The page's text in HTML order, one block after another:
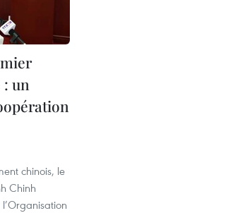
un
chinois, le
Chinh